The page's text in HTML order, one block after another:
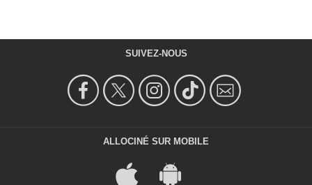
SUIVEZ-NOUS
ALLOCINÉ SUR MOBILE